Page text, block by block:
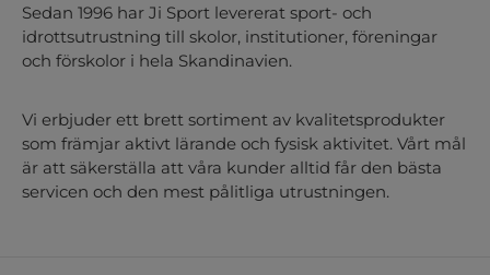
Sedan 1996 har Ji Sport levererat sport- och
idrottsutrustning till skolor, institutioner, föreningar
och förskolor i hela Skandinavien.
Vi erbjuder ett brett sortiment av kvalitetsprodukter
som främjar aktivt lärande och fysisk aktivitet. Vårt mål
är att säkerställa att våra kunder alltid får den bästa
servicen och den mest pålitliga utrustningen.